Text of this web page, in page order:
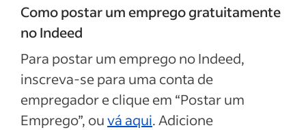
Como postar um emprego gratuitamente
no Indeed
Para postar um emprego no Indeed,
inscreva-se para uma conta de
empregador e clique em “Postar um
Emprego”, ouvá aqui. Adicione